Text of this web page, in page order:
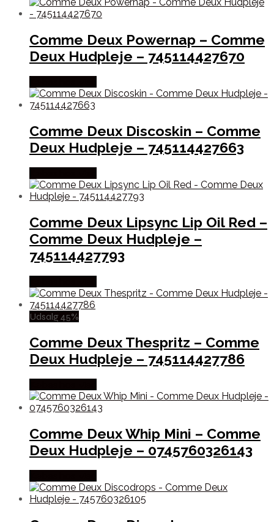
Comme Deux Powernap – Comme
Deux Hudpleje – 745114427670
Comme Deux Discoskin – Comme
Deux Hudpleje – 745114427663
Comme Deux Lipsync Lip Oil Red –
Comme Deux Hudpleje –
745114427793
Udsalg 45%
Comme Deux Thespritz – Comme
Deux Hudpleje – 745114427786
Comme Deux Whip Mini – Comme
Deux Hudpleje – 0745760326143